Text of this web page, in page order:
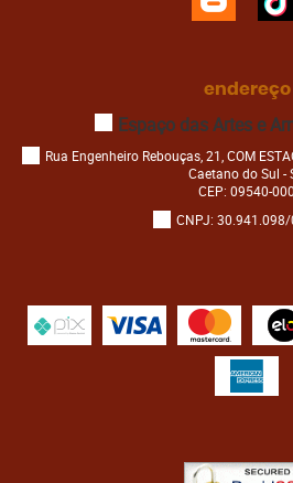
endereço
Espaço das Artes e
Rua Engenheiro Rebouças, 21, COM
Caetano do Sul -
CEP: 09540-000
CNPJ: